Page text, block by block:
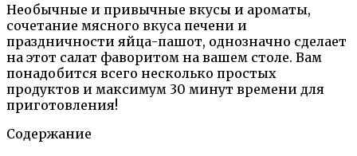
Необычные и привычные вкусы и ароматы,
сочетание мясного вкуса печени и
праздничности яйца-пашот, однозначно сделает
на этот салат фаворитом на вашем столе. Вам
понадобится всего несколько простых
продуктов и максимум 30 минут времени для
приготовления!
Содержание